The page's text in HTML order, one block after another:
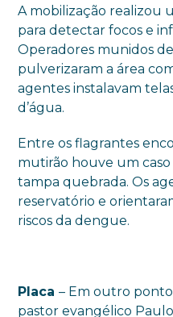
A mobilização realizou
para detectar focos e
Operadores munidos
pulverizaram a área
agentes instalavam
d’água.
Entre os flagrantes
mutirão houve um caso
tampa quebrada. Os
reservatório e
riscos da dengue.
Placa– Em outro
pastor evangélico